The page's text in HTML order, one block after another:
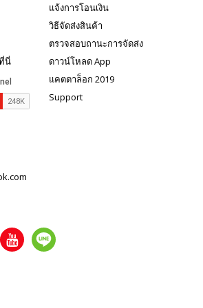
นี่
แจ้งการโอนเงิน
วิธีจัดส่งสินค้า
ตรวจสอบถานะการจัดส่ง
ดาวน์โหลด App
แคตตาล็อก 2019
Support